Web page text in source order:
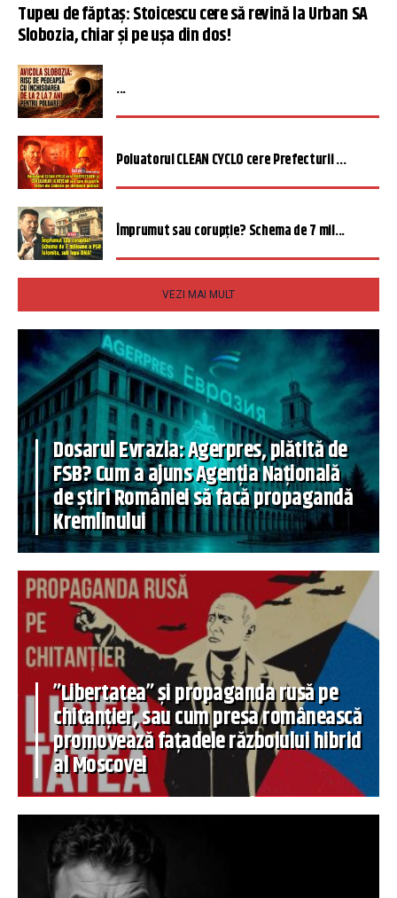
Tupeu de făptaș: Stoicescu cere să revină la Urban SA
Slobozia, chiar și pe ușa din dos!
...
Poluatorul CLEAN CYCLO cere Prefecturii ...
Împrumut sau corupție? Schema de 7 mil...
VEZI MAI MULT
Dosarul Evrazia: Agerpres, plătită de
FSB? Cum a ajuns Agenția Națională
de știri României să facă propagandă
Kremlinului
”Libertatea” și propaganda rusă pe
chitanțier, sau cum presa românească
promovează fațadele războiului hibrid
al Moscovei